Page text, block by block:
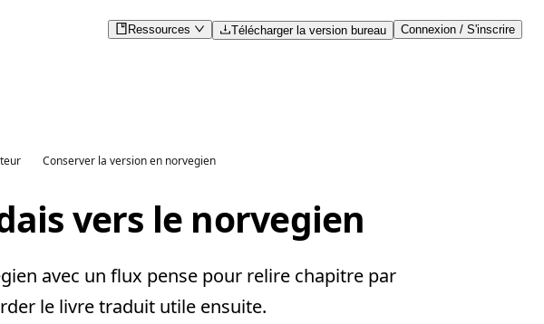
Ressources Télécharger la version bureau Connexion / S'inscrire
Conserver la version en norvegien
vers le norvegien
avec un flux pense pour relire chapitre par
le livre traduit utile ensuite.